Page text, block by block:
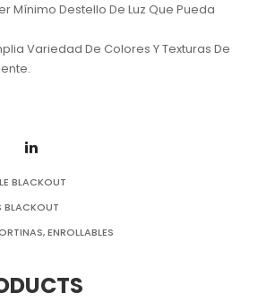
Mínimo Destello De Luz Que Pueda
Variedad De Colores Y Texturas De
BLACKOUT
BLACKOUT
,ENROLLABLES